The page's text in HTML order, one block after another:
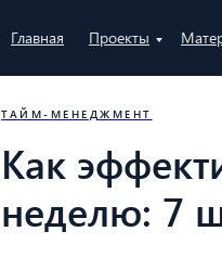
Главная Проекты
ТАЙМ-МЕНЕДЖМЕНТ
Как
неделю: 7